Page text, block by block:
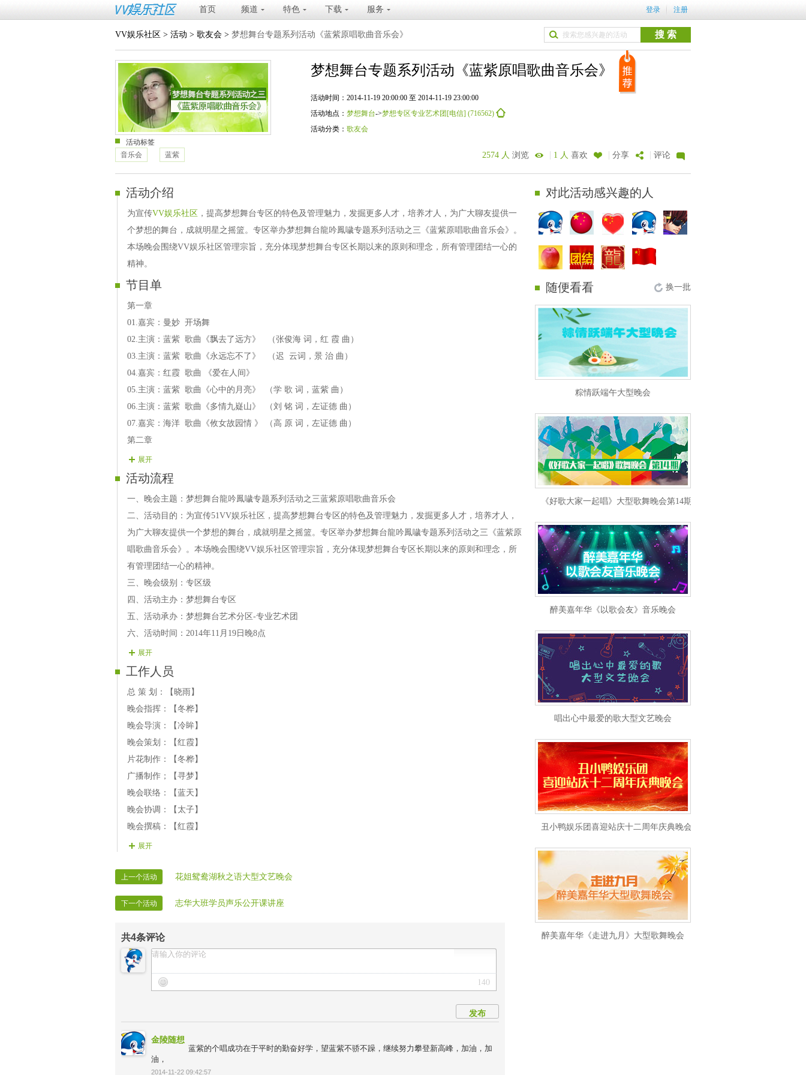
首页 频道 特色 下载 服务 登录 注册
VV娱乐社区 > 活动 > 歌友会 > 梦想舞台专题系列活动《蓝紫原唱歌曲音乐会》
梦想舞台专题系列活动《蓝紫原唱歌曲音乐会》
活动时间：2014-11-19 20:00:00 至 2014-11-19 23:00:00
活动地点： 梦想舞台->梦想专区专业艺术团[电信] (716562)
活动分类： 歌友会
活动标签
音乐会
蓝紫 2574 人 浏览 | 1 人 喜欢 | 分享 | 评论
活动介绍
为宣传VV娱乐社区 ，提高梦想舞台专区的特色及管理魅力，发掘更多人才，培养才人，为广大聊友提供一
个梦想的舞台，成就明星之摇篮。专区举办梦想舞台龍吟鳳噦专题系列活动之三《蓝紫原唱歌曲音乐会》。
本场晚会围绕VV娱乐社区管理宗旨，充分体现梦想舞台专区长期以来的原则和理念，所有管理团结一心的
精神。
节目单
第一章
01.嘉宾：曼妙 开场舞
02.主演：蓝紫 歌曲《飘去了远方》 （张俊海 词，红 霞 曲）
03.主演：蓝紫 歌曲《永远忘不了》 （迟 云词，景 治 曲）
04.嘉宾：红霞 歌曲 《爱在人间》
05.主演：蓝紫 歌曲《心中的月亮》 （学 歌 词，蓝紫 曲）
06.主演：蓝紫 歌曲《多情九嶷山》 （刘 铭 词，左证德 曲）
07.嘉宾：海洋 歌曲《攸女故园情 》 （高 原 词，左证德 曲）
第二章
08.主演：蓝紫 歌曲《河源等你来》 （罗宗凡 词，山恺 曲）1麦
09.主演：蓝紫 歌曲《亲吻枫深》 （罗宗凡 词，山恺 曲）1麦
18.主演：蓝紫 歌曲《中国梦》 （史英良词， 左证德 曲）
19. 嘉宾：清新 结束舞
展开
活动流程
一、晚会主题：梦想舞台龍吟鳳噦专题系列活动之三蓝紫原唱歌曲音乐会
二、活动目的：为宣传51VV娱乐社区，提高梦想舞台专区的特色及管理魅力，发掘更多人才，培养才人，
为广大聊友提供一个梦想的舞台，成就明星之摇篮。专区举办梦想舞台龍吟鳳噦专题系列活动之三《蓝紫原
唱歌曲音乐会》。本场晚会围绕VV娱乐社区管理宗旨，充分体现梦想舞台专区长期以来的原则和理念，所
有管理团结一心的精神。
三、晚会级别：专区级
四、活动主办：梦想舞台专区
五、活动承办：梦想舞台艺术分区-专业艺术团
六、活动时间：2014年11月19日晚8点
七、活动地点：聊天大厅->梦想舞台->梦想艺术区->梦想专区专业艺术团[电信](716562)
晚会流程
展开
工作人员
总 策 划：【晓雨】
晚会指挥：【冬桦】
晚会导演：【冷眸】
晚会策划：【红霞】
片花制作：【冬桦】
广播制作；【寻梦】
晚会联络：【蓝天】
晚会协调：【太子】
晚会撰稿：【红霞】
晚会主持：【樵夫】
晚会麦序：【小路】
晚会呼麦：【輓萩】
晚会递麦：【武警】
节目广播：【寻梦】
贺词广播：【幸福猪】
晚会片花：【小路】
晚会片花：【爱不悔】
晚会片花：【和风】
展开
上一个活动 花姐鸳鸯湖秋之语大型文艺晚会
下一个活动 志华大班学员声乐公开课讲座
共4条评论
140
发布
金陵随想
蓝紫的个唱成功在于平时的勤奋好学，望蓝紫不骄不躁，继续努力攀登新高峰，加油，加
油，
2014-11-22 09:42:57
对此活动感兴趣的人
随便看看 换一批
粽情跃端午大型晚会
《好歌大家一起唱》大型歌舞晚会第14期
醉美嘉年华《以歌会友》音乐晚会
唱出心中最爱的歌大型文艺晚会
丑小鸭娱乐团喜迎站庆十二周年庆典晚会
醉美嘉年华《走进九月》大型歌舞晚会